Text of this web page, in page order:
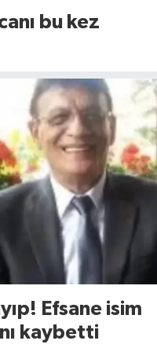
bu kez
Efsane isim
kaybetti